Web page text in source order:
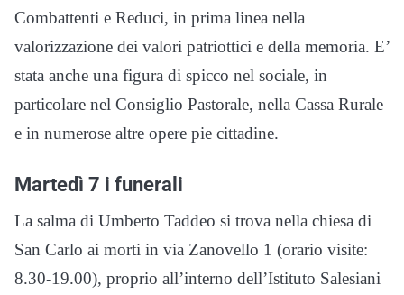
Combattenti e Reduci, in prima linea nella
valorizzazione dei valori patriottici e della memoria. E’
stata anche una figura di spicco nel sociale, in
particolare nel Consiglio Pastorale, nella Cassa Rurale
e in numerose altre opere pie cittadine.
Martedì 7 i funerali
La salma di Umberto Taddeo si trova nella chiesa di
San Carlo ai morti in via Zanovello 1 (orario visite:
8.30-19.00), proprio all’interno dell’Istituto Salesiani